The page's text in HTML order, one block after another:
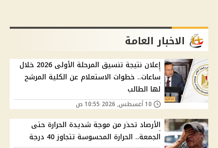
الاخبار العامة
إعلان نتيجة تنسيق المرحلة الأولى 2026 خلال
ساعات.. خطوات الاستعلام عن الكلية المرشح
لها الطالب
الأرصاد تحذر من موجة شديدة الحرارة حتى
الجمعة.. الحرارة المحسوسة تتجاوز 40 درجة